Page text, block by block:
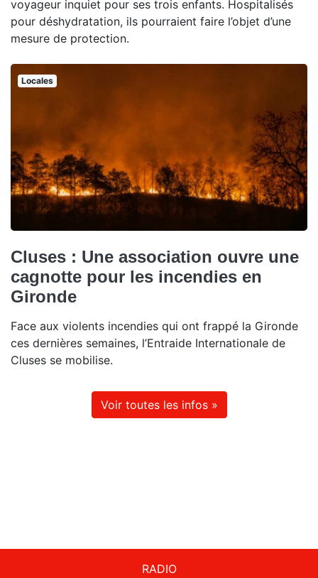
voyageur inquiet pour ses trois enfants. Hospitalisés
pour déshydratation, ils pourraient faire l’objet d’une
mesure de protection.
Locales
Cluses : Une association ouvre une
cagnotte pour les incendies en
Gironde
Face aux violents incendies qui ont frappé la Gironde
ces dernières semaines, l’Entraide Internationale de
Cluses se mobilise.
Voir toutes les infos »
RADIO